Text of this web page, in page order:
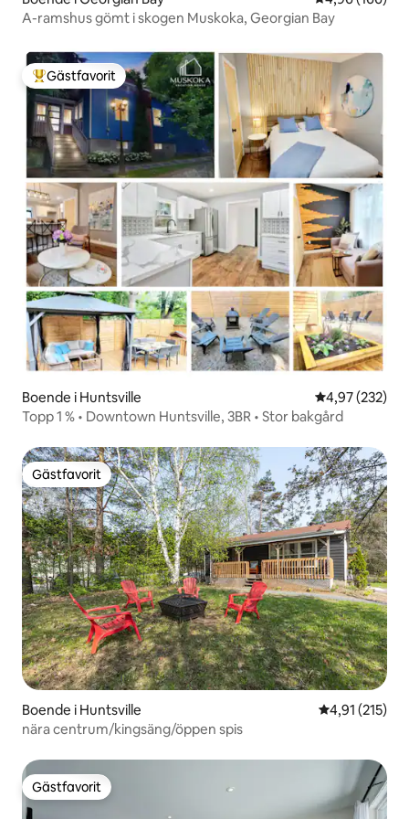
A-ramshus gömt i skogen Muskoka, Georgian Bay
Populär gästfavorit
Gästfavorit
Boende i Huntsville 4,97 av 5 i
4,97 (232)
Topp 1 % • Downtown Huntsville, 3BR • Stor bakgård
Gästfavorit
Gästfavorit
Boende i Huntsville 4,91 av 5 i
4,91 (215)
nära centrum/kingsäng/öppen spis
Gästfavorit
Gästfavorit